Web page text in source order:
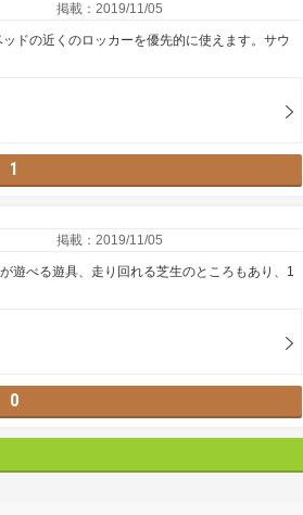
掲載：2019/11/05
ドの近くのロッカーを優先的に使えます。サウ
1
掲載：2019/11/05
遊べる遊具、走り回れる芝生のところもあり、1
0